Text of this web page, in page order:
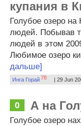
купания в
Голубое озеро на
людей. Побывав
людей в этом
Любимое озеро
дальше]
Инга Горай78 | 29 Jun
0 А на
Голубое озеро